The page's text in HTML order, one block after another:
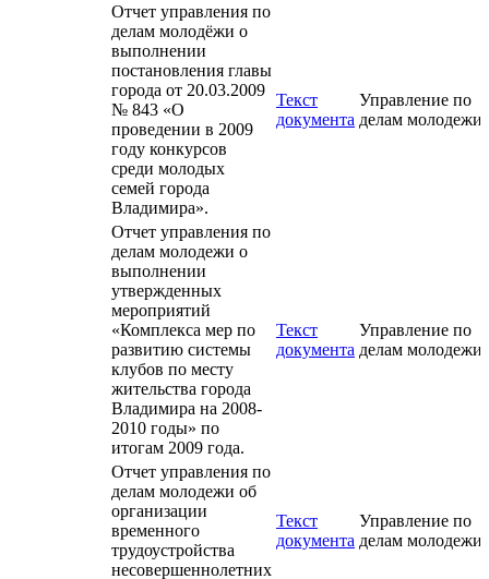
Отчет управления по
делам молодёжи о
выполнении
постановления главы
города от 20.03.2009
№ 843 «О
проведении в 2009
году конкурсов
среди молодых
семей города
Владимира».
Текст
документа
Управление по
делам молодежи
Отчет управления по
делам молодежи о
выполнении
утвержденных
мероприятий
«Комплекса мер по
развитию системы
клубов по месту
жительства города
Владимира на 2008-
2010 годы» по
итогам 2009 года.
Текст
документа
Управление по
делам молодежи
Отчет управления по
делам молодежи об
организации
временного
трудоустройства
несовершеннолетних
Текст
документа
Управление по
делам молодежи